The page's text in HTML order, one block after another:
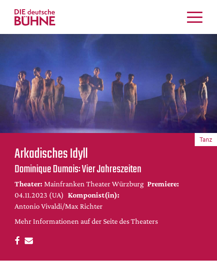
Kritiken
Musiktheater
Tanz
Crossover
Bühnenwelt
Festivals & Veranstaltungen
Menschen & Theater
Themen
Internationales
Nachrufe
Medientipps
DdB-map
Kalender
Premierensuche
Arkadisches Idyll
Dominique Dumais: Vier Jahreszeiten
Theater: Mainfranken Theater Würzburg Premiere:
04.11.2023 (UA) Komponist(in):
Antonio Vivaldi/Max Richter
Mehr Informationen auf der Seite des Theaters
Tanz